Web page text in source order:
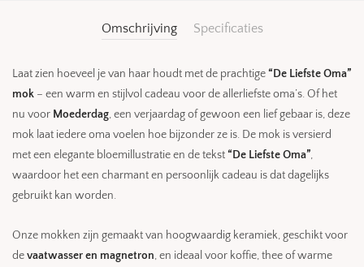
Omschrijving Specificaties
Laat zien hoeveel je van haar houdt met de prachtige “De Liefste Oma”
mok – een warm en stijlvol cadeau voor de allerliefste oma’s. Of het
nu voor Moederdag, een verjaardag of gewoon een lief gebaar is, deze
mok laat iedere oma voelen hoe bijzonder ze is. De mok is versierd
met een elegante bloemillustratie en de tekst “De Liefste Oma”,
waardoor het een charmant en persoonlijk cadeau is dat dagelijks
gebruikt kan worden.
Onze mokken zijn gemaakt van hoogwaardig keramiek, geschikt voor
devaatwasser en magnetron, en ideaal voor koffie, thee of warme